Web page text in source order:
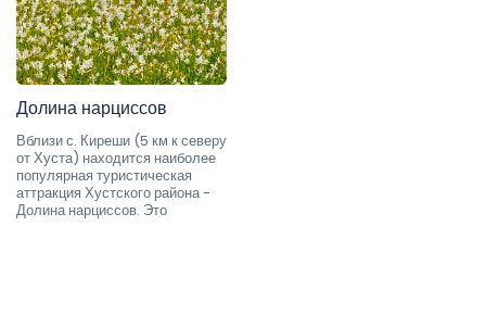
Долина нарциссов
Вблизи с. Киреши (5 км к северу
от Хуста) находится наиболее
популярная туристическая
аттракция Хустского района -
Долина нарциссов. Это